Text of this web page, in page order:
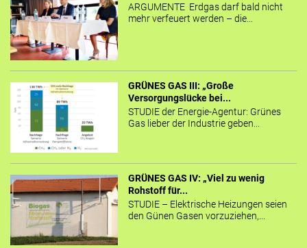
ARGUMENTE Erdgas darf bald nicht
mehr verfeuert werden – die...
GRÜNES GAS III: „Große
Versorgungslücke bei...
STUDIE der Energie-Agentur: Grünes
Gas lieber der Industrie geben...
GRÜNES GAS IV: „Viel zu wenig
Rohstoff für...
STUDIE – Elektrische Heizungen seien
den Günen Gasen vorzuziehen,...